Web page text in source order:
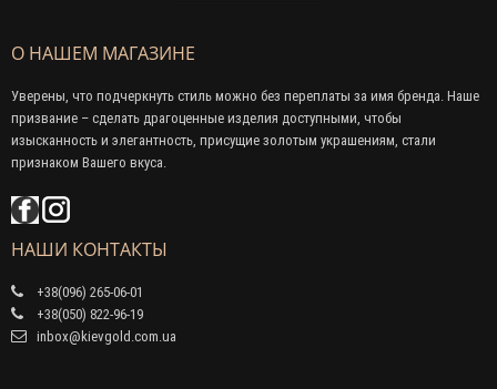
О НАШЕМ МАГАЗИНЕ
Уверены, что подчеркнуть стиль можно без переплаты за имя бренда. Наше
призвание – сделать драгоценные изделия доступными, чтобы
изысканность и элегантность, присущие золотым украшениям, стали
признаком Вашего вкуса.
НАШИ КОНТАКТЫ
+38(096) 265-06-01
+38(050) 822-96-19
inbox@kievgold.com.ua